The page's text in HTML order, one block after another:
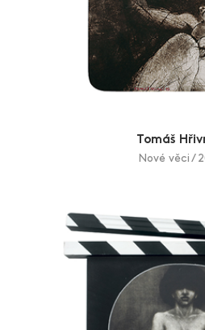
Tomáš
Nové věci /